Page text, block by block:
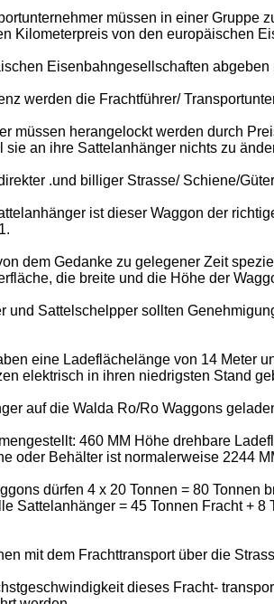
müssen in einer Gruppe
Kilometerpreis von den europäischen
Eisenbahngesellschaften
werden die Frachtführer/
müssen herangelockt werden durch
sie an ihre Sattelanhänger nichts zu
.und billiger Strasse/ Schiene/
ist dieser Waggon der
dem Gedanke zu gelegener Zeit
die breite und die Höhe der
und Sattelschelpper sollten
eine Ladeflächelänge von 14 Meter
elektrisch in ihren niedrigsten Stand
auf die Walda Ro/Ro Waggons
460 MM Höhe drehbare
oder Behälter ist normalerweise 2244
dürfen 4 x 20 Tonnen = 80
Sattelanhänger = 45 Tonnen Fracht +
mit dem Frachttransport über die
dieses Fracht-